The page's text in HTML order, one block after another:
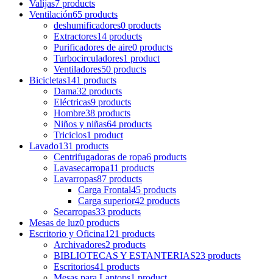
Valijas7 products
Ventilación65 products
deshumificadores0 products
Extractores14 products
Purificadores de aire0 products
Turbocirculadores1 product
Ventiladores50 products
Bicicletas141 products
Dama32 products
Eléctricas9 products
Hombre38 products
Niños y niñas64 products
Triciclos1 product
Lavado131 products
Centrifugadoras de ropa6 products
Lavasecarropa11 products
Lavarropas87 products
Carga Frontal45 products
Carga superior42 products
Secarropas33 products
Mesas de luz0 products
Escritorio y Oficina121 products
Archivadores2 products
BIBLIOTECAS Y ESTANTERIAS23 products
Escritorios41 products